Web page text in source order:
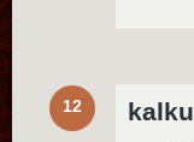
12 kalku